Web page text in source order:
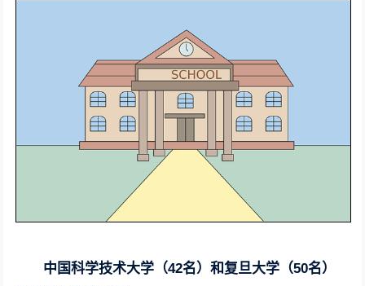
中国科学技术大学（42名）和复旦大学（50名）